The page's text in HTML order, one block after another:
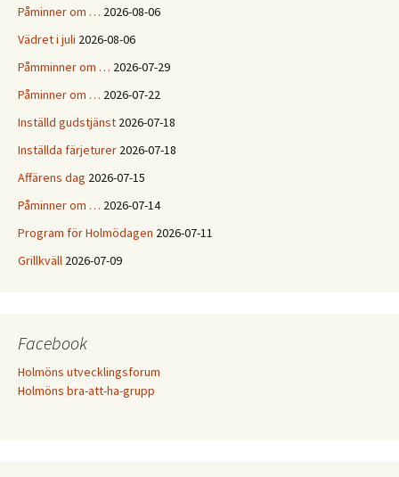
Påminner om … 2026-08-06
Vädret i juli 2026-08-06
Påmminner om … 2026-07-29
Påminner om … 2026-07-22
Inställd gudstjänst 2026-07-18
Inställda färjeturer 2026-07-18
Affärens dag 2026-07-15
Påminner om … 2026-07-14
Program för Holmödagen 2026-07-11
Grillkväll 2026-07-09
Facebook
Holmöns utvecklingsforum
Holmöns bra-att-ha-grupp